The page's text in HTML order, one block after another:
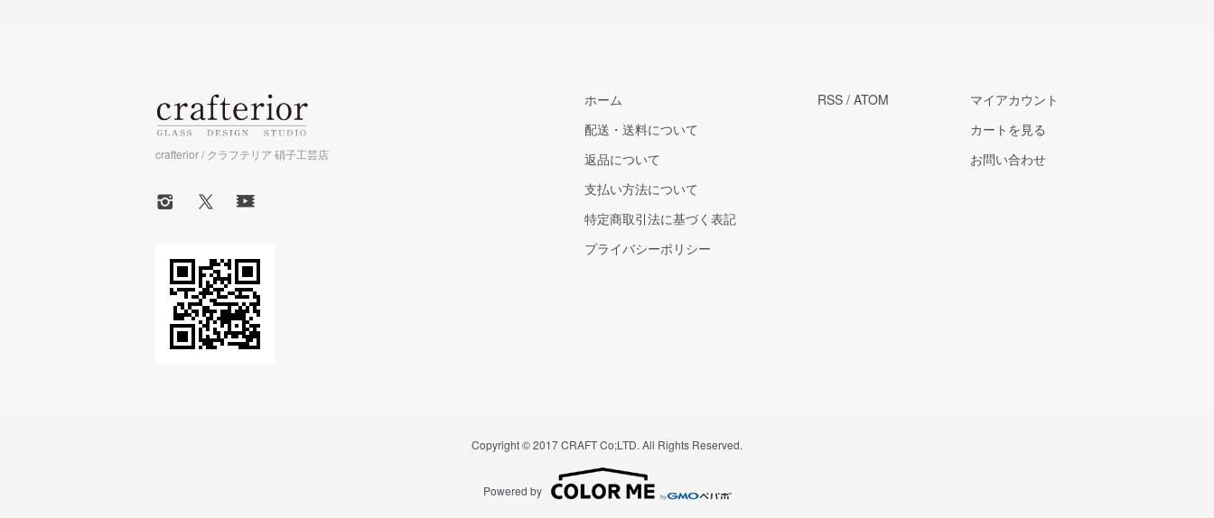
crafterior / クラフテリア 硝子工芸店
ホーム
配送・送料について
返品について
支払い方法について
特定商取引法に基づく表記
プライバシーポリシー
RSS / ATOM
マイアカウント
カートを見る
お問い合わせ
Copyright © 2017 CRAFT Co;LTD. All Rights Reserved.
Powered by